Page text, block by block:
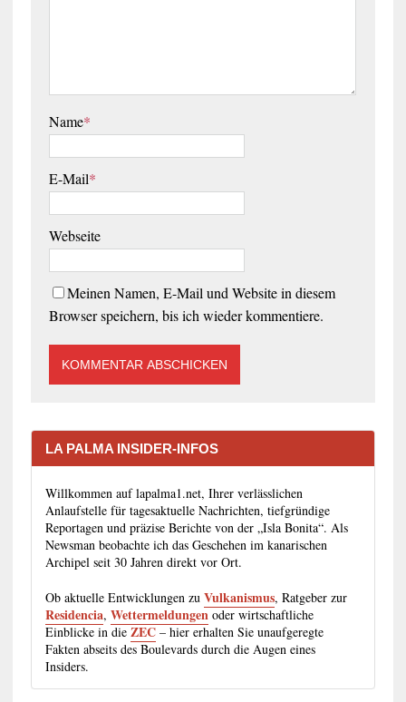
Name*
E-Mail*
Webseite
Meinen Namen, E-Mail und Website in diesem
Browser speichern, bis ich wieder kommentiere.
LA PALMA INSIDER-INFOS
Willkommen auf lapalma1.net, Ihrer verlässlichen
Anlaufstelle für tagesaktuelle Nachrichten, tiefgründige
Reportagen und präzise Berichte von der „Isla Bonita“. Als
Newsman beobachte ich das Geschehen im kanarischen
Archipel seit 30 Jahren direkt vor Ort.
Ob aktuelle Entwicklungen zu Vulkanismus, Ratgeber zur
Residencia, Wettermeldungen oder wirtschaftliche
Einblicke in dieZEC– hier erhalten Sie unaufgeregte
Fakten abseits des Boulevards durch die Augen eines
Insiders.